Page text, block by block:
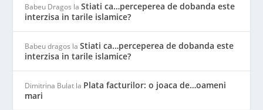
Babeu Dragos laStiati ca…perceperea de dobanda este
interzisa in tarile islamice?
Babeu dragos laStiati ca…perceperea de dobanda este
interzisa in tarile islamice?
Dimitrina Bulat la Plata facturilor: o joaca de…oameni
mari